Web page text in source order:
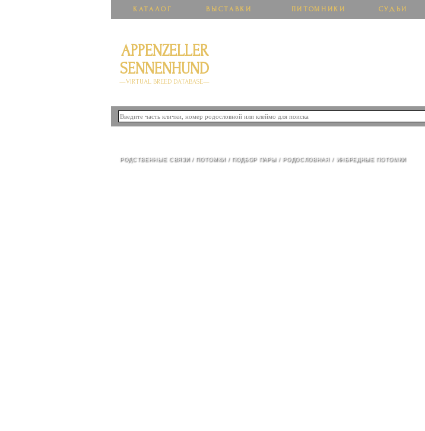
КАТАЛОГ ВЫСТАВКИ ПИТОМНИКИ СУДЬИ
APPENZELLER
SENNENHUND
—VIRTUAL BREED DATABASE—
РОДСТВЕННЫЕ СВЯЗИ/ ПОТОМКИ/ ПОДБОР ПАРЫ/ РОДОСЛОВНАЯ/ ИНБРЕДНЫЕ ПОТОМКИ